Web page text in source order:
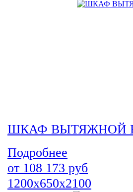
ШКАФ ВЫТЯЖНОЙ
Подробнее
от 108 173 руб
1200х650х2100